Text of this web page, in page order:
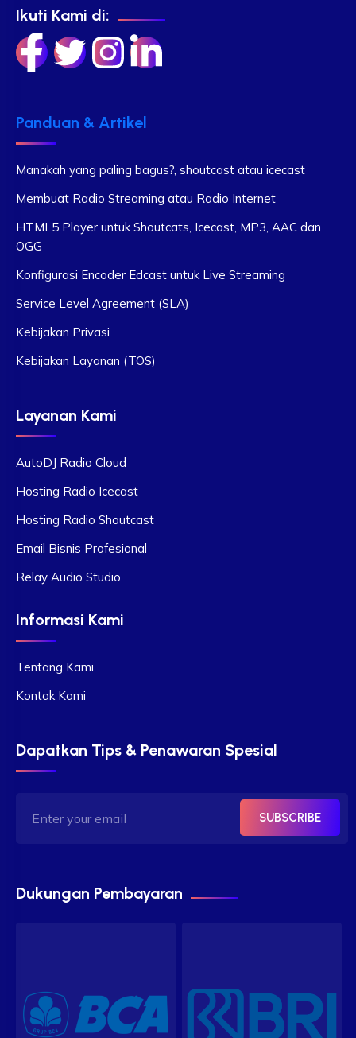
Ikuti Kami di:
Panduan & Artikel
Manakah yang paling bagus?, shoutcast atau icecast
Membuat Radio Streaming atau Radio Internet
HTML5 Player untuk Shoutcats, Icecast, MP3, AAC dan
OGG
Konfigurasi Encoder Edcast untuk Live Streaming
Service Level Agreement (SLA)
Kebijakan Privasi
Kebijakan Layanan (TOS)
Layanan Kami
AutoDJ Radio Cloud
Hosting Radio Icecast
Hosting Radio Shoutcast
Email Bisnis Profesional
Relay Audio Studio
Informasi Kami
Tentang Kami
Kontak Kami
Dapatkan Tips & Penawaran Spesial
SUBSCRIBE
Dukungan Pembayaran
Our customer support team is